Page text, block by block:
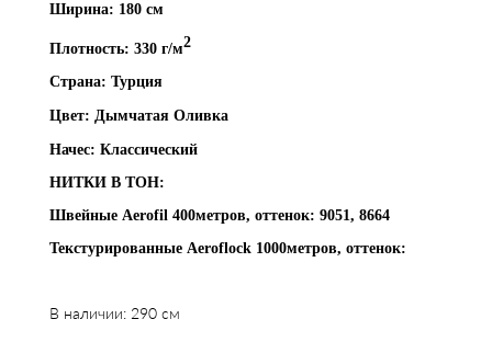
Ширина: 180 см
Плотность: 330 г/м2
Страна: Турция
Цвет: Дымчатая Оливка
Начес: Классический
НИТКИ В ТОН:
Швейные Aerofil 400метров, оттенок: 9051, 8664
Текстурированные Aeroflock 1000метров, оттенок:
В наличии: 290 см